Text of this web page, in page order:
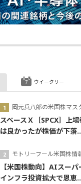
岡元兵八郎の米国株マス
スペースＸ［SPCX］上
は良かったが株価が下落
モトリーフール米国株情
【米国株動向】AIスー
インフラ投資拡大で恩恵
ウイークリー